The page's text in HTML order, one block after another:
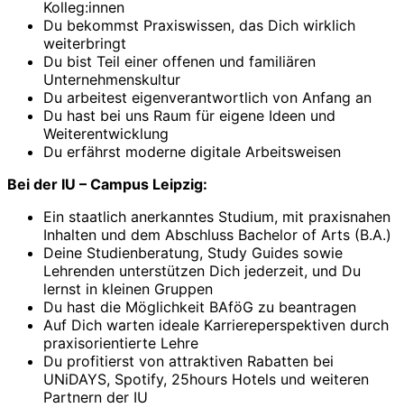
Kolleg:innen
Du bekommst Praxiswissen, das Dich wirklich
weiterbringt
Du bist Teil einer offenen und familiären
Unternehmenskultur
Du arbeitest eigenverantwortlich von Anfang an
Du hast bei uns Raum für eigene Ideen und
Weiterentwicklung
Du erfährst moderne digitale Arbeitsweisen
Bei der IU – Campus Leipzig:
Ein staatlich anerkanntes Studium, mit praxisnahen
Inhalten und dem Abschluss Bachelor of Arts (B.A.)
Deine Studienberatung, Study Guides sowie
Lehrenden unterstützen Dich jederzeit, und Du
lernst in kleinen Gruppen
Du hast die Möglichkeit BAföG zu beantragen
Auf Dich warten ideale Karriereperspektiven durch
praxisorientierte Lehre
Du profitierst von attraktiven Rabatten bei
UNiDAYS, Spotify, 25hours Hotels und weiteren
Partnern der IU